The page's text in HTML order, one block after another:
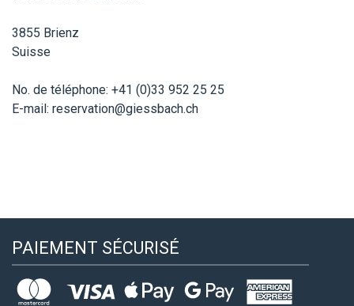
3855 Brienz
Suisse
No. de téléphone: +41 (0)33 952 25 25
E-mail: reservation@giessbach.ch
PAIEMENT SÉCURISÉ